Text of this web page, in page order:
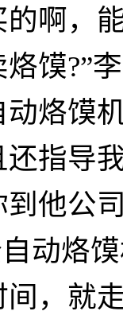
的啊，
烙馍?”
动烙馍
指导
他公
动烙
，就